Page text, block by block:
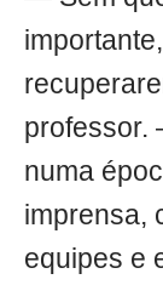
professor.
numa
imprensa,
equipes e